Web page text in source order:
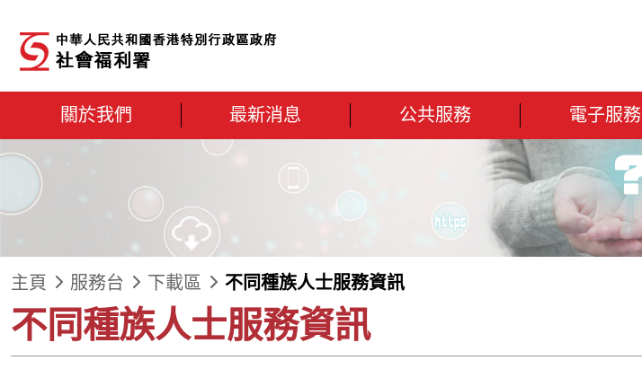
關於我們 最新消息 公共服務 電子服務
主頁 服務台 下載區 不同種族人士服務資訊
不同種族人士服務資訊